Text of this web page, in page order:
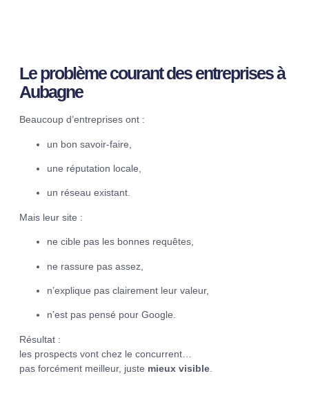
Le problème courant des entreprises à
Aubagne
Beaucoup d’entreprises ont :
un bon savoir-faire,
une réputation locale,
un réseau existant.
Mais leur site :
ne cible pas les bonnes requêtes,
ne rassure pas assez,
n’explique pas clairement leur valeur,
n’est pas pensé pour Google.
Résultat :
les prospects vont chez le concurrent…
pas forcément meilleur, juste mieux visible